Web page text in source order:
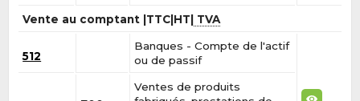
Vente au comptant |TTC|HT| TVA
512
Banques - Compte de l'actif
ou de passif
Ventes de produits